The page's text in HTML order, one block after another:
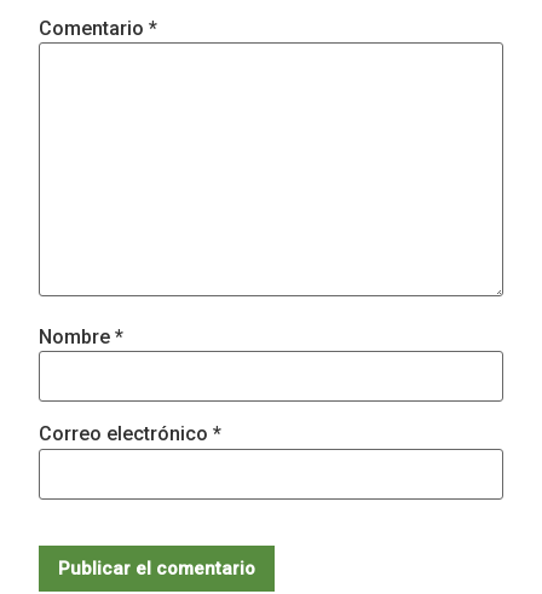
Comentario *
Nombre *
Correo electrónico *